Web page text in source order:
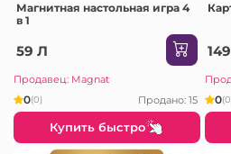
Магнитная настольная игра 4
в 1
59 Л
Продавец: Magnat
0(0) Продано: 15
Купить быстро
0